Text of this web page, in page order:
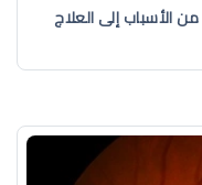
الأسباب إلى العلاج